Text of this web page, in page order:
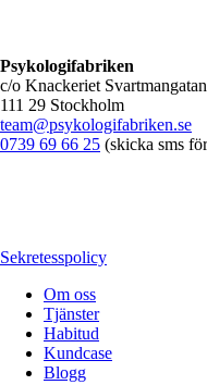
Psykologifabriken
c/o Knackeriet
111 29 Stockholm
team@psykologifabriken.se
0739 69 66 25 (skicka sms
Sekretesspolicy
Om oss
Tjänster
Habitud
Kundcase
Blogg